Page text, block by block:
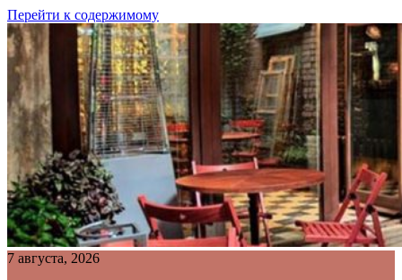
Перейти к содержимому
7 августа, 2026